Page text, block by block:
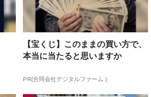
【宝くじ】このままの買い方で、
本当に当たると思いますか
PR(合同会社デジタルファーム )